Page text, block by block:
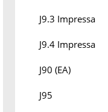
J9.3 Impressa
J9.4 Impressa
J90 (EA)
J95